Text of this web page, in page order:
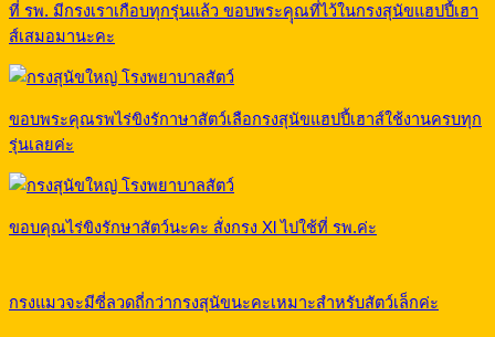
ที่ รพ. มีกรงเราเกือบทุกรุ่นแล้ว ขอบพระคุุณที่ไว้ในกรงสุนัขแฮปปี้เฮา
ส์เสมอมานะคะ
ขอบพระคุณรพไร่ขิงรักาษาสัตว์เลือกรงสุนัขแฮปปี้เฮาส์ใช้งานครบทุก
รุ่นเลยค่ะ
ขอบคุณไร่ขิงรักษาสัตว์นะคะ สั่งกรง Xl ไปใช้ที่ รพ.ค่ะ
กรงแมวจะมีซี่ลวดถี่กว่ากรงสุนัขนะคะเหมาะสำหรับสัตว์เล็กค่ะ